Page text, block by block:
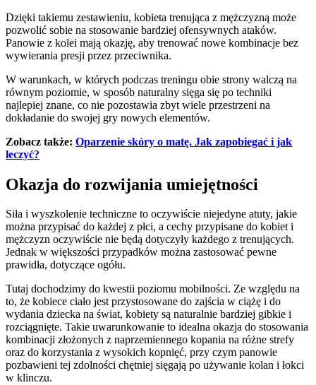
Dzięki takiemu zestawieniu, kobieta trenująca z mężczyzną może
pozwolić sobie na stosowanie bardziej ofensywnych ataków.
Panowie z kolei mają okazję, aby trenować nowe kombinacje bez
wywierania presji przez przeciwnika.
W warunkach, w których podczas treningu obie strony walczą na
równym poziomie, w sposób naturalny sięga się po techniki
najlepiej znane, co nie pozostawia zbyt wiele przestrzeni na
dokładanie do swojej gry nowych elementów.
Zobacz także: Oparzenie skóry o matę. Jak zapobiegać i jak
leczyć?
Okazja do rozwijania umiejętności
Siła i wyszkolenie techniczne to oczywiście niejedyne atuty, jakie
można przypisać do każdej z płci, a cechy przypisane do kobiet i
mężczyzn oczywiście nie będą dotyczyły każdego z trenujących.
Jednak w większości przypadków można zastosować pewne
prawidła, dotyczące ogółu.
Tutaj dochodzimy do kwestii poziomu mobilności. Ze względu na
to, że kobiece ciało jest przystosowane do zajścia w ciążę i do
wydania dziecka na świat, kobiety są naturalnie bardziej gibkie i
rozciągnięte. Takie uwarunkowanie to idealna okazja do stosowania
kombinacji złożonych z naprzemiennego kopania na różne strefy
oraz do korzystania z wysokich kopnięć, przy czym panowie
pozbawieni tej zdolności chętniej sięgają po używanie kolan i łokci
w klinczu.